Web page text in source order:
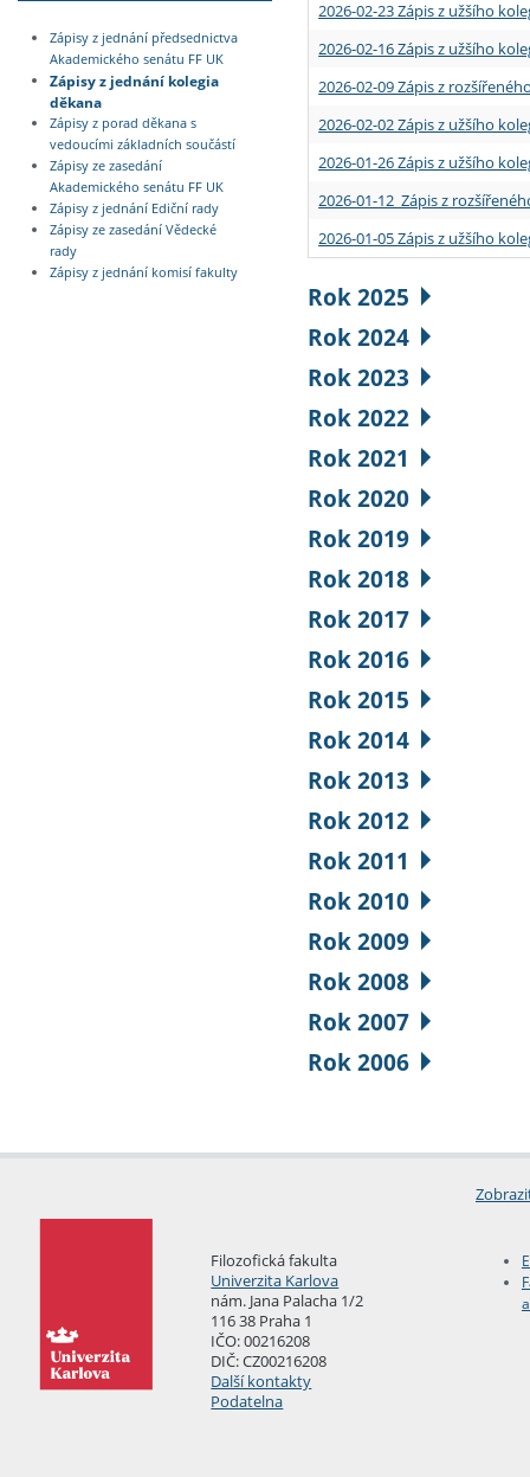
Zápisy z jednání předsednictva
Akademického senátu FF UK
Zápisy z jednání kolegia
děkana
Zápisy z porad děkana s
vedoucími základních součástí
Zápisy ze zasedání
Akademického senátu FF UK
Zápisy z jednání Ediční rady
Zápisy ze zasedání Vědecké
rady
Zápisy z jednání komisí fakulty
2026-02-23 Zápis z užšího
2026-02-16 Zápis z užšího
2026-02-09 Zápis z
2026-02-02 Zápis z užšího
2026-01-26 Zápis z užšího
2026-01-12 Zápis z
2026-01-05 Zápis z užšího
Rok 2025
Rok 2024
Rok 2023
Rok 2022
Rok 2021
Rok 2020
Rok 2019
Rok 2018
Rok 2017
Rok 2016
Rok 2015
Rok 2014
Rok 2013
Rok 2012
Rok 2011
Rok 2010
Rok 2009
Rok 2008
Rok 2007
Rok 2006
Filozofická fakulta
Univerzita Karlova
nám. Jana Palacha 1/2
116 38 Praha 1
IČO: 00216208
DIČ: CZ00216208
Další kontakty
Podatelna